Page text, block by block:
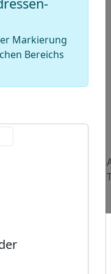
Markierung
Bereichs